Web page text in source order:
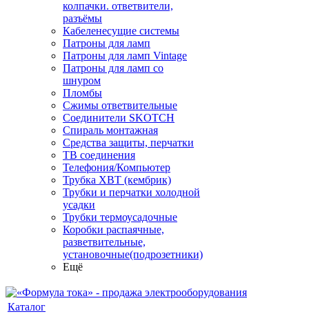
колпачки. ответвители,
разъёмы
Кабеленесущие системы
Патроны для ламп
Патроны для ламп Vintage
Патроны для ламп со
шнуром
Пломбы
Сжимы ответвительные
Соединители SKOTCH
Спираль монтажная
Средства защиты, перчатки
ТВ соединения
Телефония/Компьютер
Трубка ХВТ (кембрик)
Трубки и перчатки холодной
усадки
Трубки термоусадочные
Коробки распаячные,
разветвительные,
установочные(подрозетники)
Ещё
Каталог